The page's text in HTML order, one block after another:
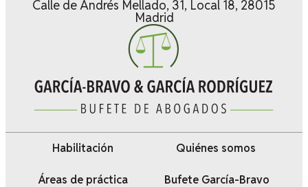
Calle de Andrés Mellado, 31, Local 18, 28015
Madrid
Habilitación Quiénes somos
Áreas de práctica Bufete García-Bravo